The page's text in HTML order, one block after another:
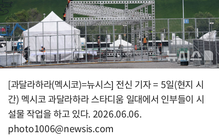
[과달라하라(멕시코)=뉴시스] 전신 기자 = 5일(현지 시
간) 멕시코 과달라하라 스타디움 일대에서 인부들이 시
설물 작업을 하고 있다. 2026.06.06.
photo1006@newsis.com